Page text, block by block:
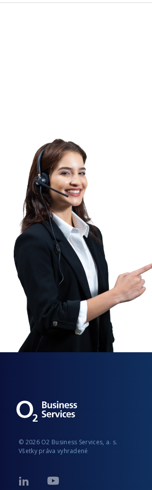
© 2026 O2 Business Services, a. s.
Všetky práva vyhradené